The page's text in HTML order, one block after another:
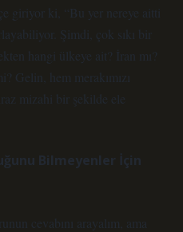
giriyor ki, “Bu yer nereye aitti
Şimdi, çok sıkı bir
hangi ülkeye ait? İran mı?
Gelin, hem merakımızı
mizahi bir şekilde ele
Bilmeyenler İçin
cevabını arayalım, ama